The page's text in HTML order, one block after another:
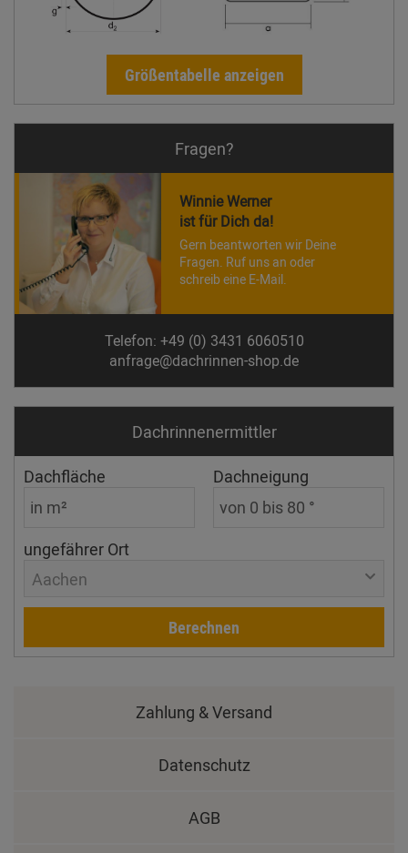
Größentabelle anzeigen
Fragen?
Winnie Werner
ist für Dich da!
Gern beantworten wir Deine
Fragen. Ruf uns an oder
schreib eine E-Mail.
Telefon: +49 (0) 3431 6060510
anfrage@dachrinnen-shop.de
Dachrinnen­ermittler
Dachfläche Dachneigung
ungefährer Ort
Aachen
Berechnen
Zahlung & Versand
Datenschutz
AGB